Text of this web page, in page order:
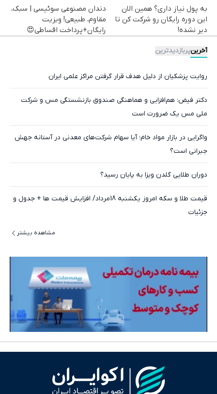
به پول نیاز داری؟ همین الان
این دوره رایگان رو شرکت کن تا
دیر نشده!
دندان مصنوعی سوئیسی | سبک،
مقاوم، طبیعی! ویزیت
رایگان+پرداخت اقساطی😍
آخرینپربازدیدترین
روایت پزشکیان از دلیل هدف قرار گرفتن مراکز علمی ایران
دکتر فیض: هم‌افزایی و هماهنگی صندوق بازنشستگی مس و شرکت
ملی مس یک ضرورت است
واگرایی در بازار مواد خام؛ آیا سهام شرکت‌های معدنی در آستانه جهش
جبرانی است؟
دوران طلایی گلدن ویزا به پایان رسید؟
قیمت طلا و سکه امروز یکشنبه 18مرداد/ افزایش قیمت ها + جدول و
جزئیات
مشاهده بیشتر